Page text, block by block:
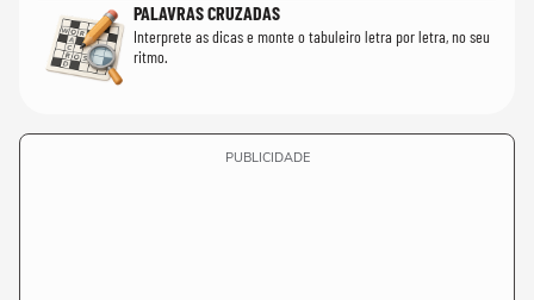
PALAVRAS CRUZADAS
Interprete as dicas e monte o tabuleiro letra por letra, no seu
ritmo.
PUBLICIDADE